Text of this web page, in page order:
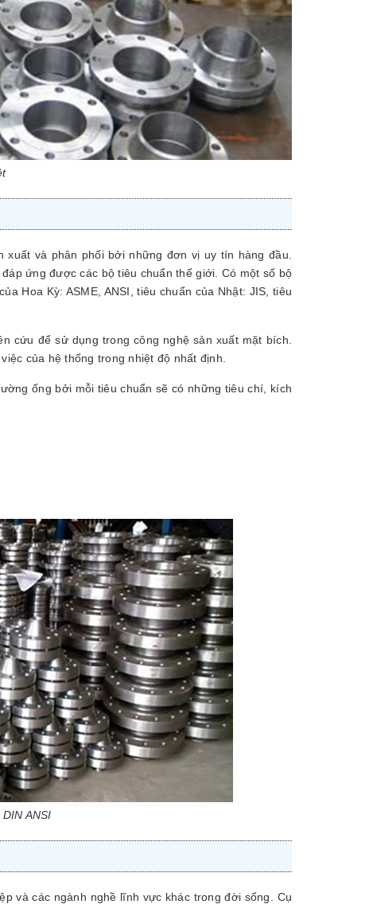
và phân phối bởi những đơn vị uy tín hàng đầu.
ứng được các bộ tiêu chuẩn thế giới. Có một số bộ
Hoa Kỳ: ASME, ANSI, tiêu chuẩn của Nhật: JIS, tiêu
cứu để sử dụng trong công nghệ sản xuất mặt bích.
của hệ thống trong nhiệt độ nhất định.
ống bởi mỗi tiêu chuẩn sẽ có những tiêu chí, kích
ANSI
và các ngành nghề lĩnh vực khác trong đời sống. Cụ